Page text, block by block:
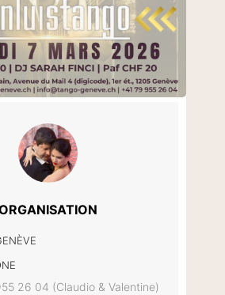
26 04 (Claudio & Valentine)